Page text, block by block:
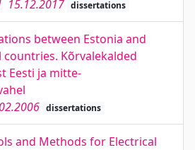
15.12.2017 dissertations
between Estonia and
Kõrvalekalded
Eesti ja mitte-
dissertations
and Methods for Electrical